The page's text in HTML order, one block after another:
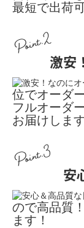
最短で出荷可
Point.2
激安
位でオーダ
フルオーダ
お届けします
Point.3
安
ので高品質
ます！